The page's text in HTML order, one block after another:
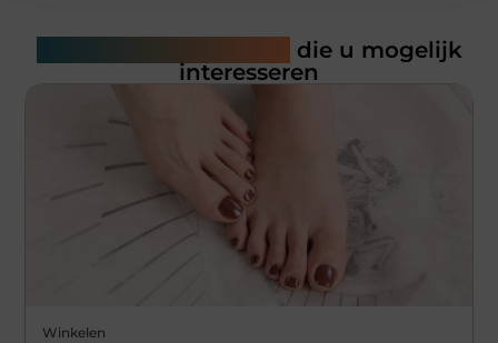
die u mogelijk
interesseren
Winkelen